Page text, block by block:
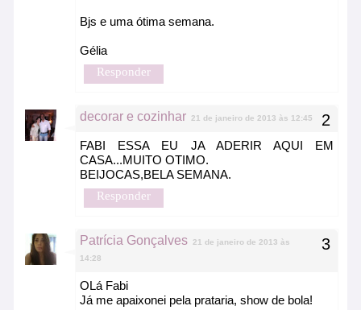
Bjs e uma ótima semana.
Gélia
Responder
decorar e cozinhar 21 de janeiro de 2013 às 12:45
FABI ESSA EU JA ADERIR AQUI EM
CASA...MUITO OTIMO.
BEIJOCAS,BELA SEMANA.
Responder
Patrícia Gonçalves
21 de janeiro de 2013 às
14:28
OLá Fabi
Já me apaixonei pela prataria, show de bola!